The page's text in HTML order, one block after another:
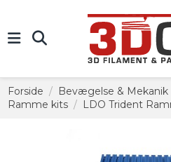
Forside Bevægelse & Mekanik
Ramme kits
LDO Trident